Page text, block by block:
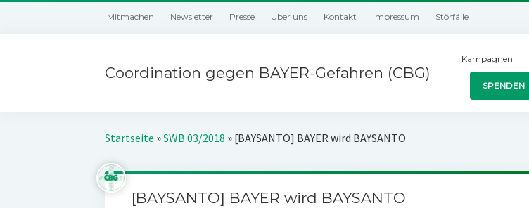
Mitmachen Newsletter Presse Über uns Kontakt Impressum Störfälle
Coordination gegen BAYER-Gefahren (CBG)
Kampagnen
SPENDEN
Startseite »SWB 03/2018 » [BAYSANTO] BAYER wird BAYSANTO
[BAYSANTO] BAYER wird BAYSANTO